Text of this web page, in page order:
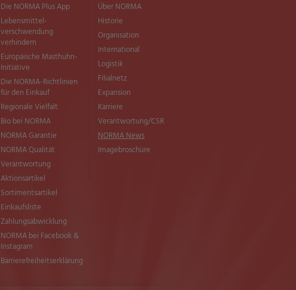
Die NORMA Plus App
Lebensmittel­
verschwendung
verhindern
Europäische Masthuhn-
Initiative
Die NORMA-Richtlinien
für den Einkauf
Regionale Vielfalt
Bio bei NORMA
NORMA Garantie
NORMA Qualität
Verantwortung
Aktionsartikel
Sortimentsartikel
Einkaufsliste
Zahlungsabwicklung
NORMA bei Facebook &
Instagram
Barrierefreiheitserklärung
Über NORMA
Historie
Organisation
International
Logistik
Filialnetz
Expansion
Karriere
Verantwortung/CSR
NORMA News
Imagebroschüre